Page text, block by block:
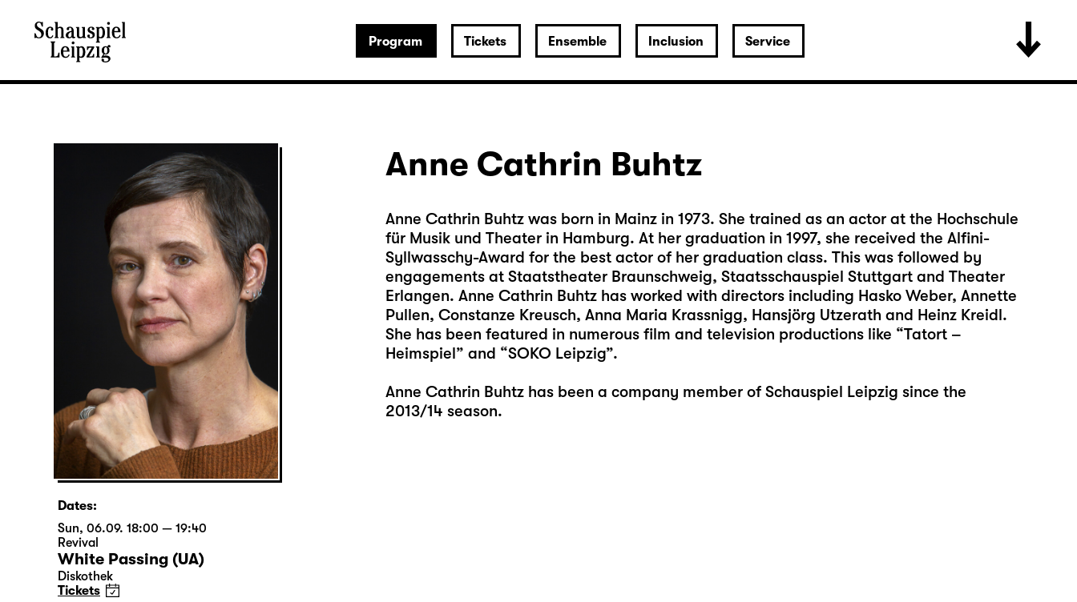
Program Tickets Ensemble Inclusion Service
Anne Cathrin Buhtz
Anne Cathrin Buhtz was born in Mainz in 1973. She trained as an actor at the Hochschule
für Musik und Theater in Hamburg. At her graduation in 1997, she received the Alfini-
Syllwasschy-Award for the best actor of her graduation class. This was followed by
engagements at Staatstheater Braunschweig, Staatsschauspiel Stuttgart and Theater
Erlangen. Anne Cathrin Buhtz has worked with directors including Hasko Weber, Annette
Pullen, Constanze Kreusch, Anna Maria Krassnigg, Hansjörg Utzerath and Heinz Kreidl.
She has been featured in numerous film and television productions like “Tatort –
Heimspiel” and “SOKO Leipzig”.
Anne Cathrin Buhtz has been a company member of Schauspiel Leipzig since the
2013/14 season.
Dates:
Sun, 06.09. 18:00 — 19:40
Revival
White Passing (UA)
Diskothek
Tickets